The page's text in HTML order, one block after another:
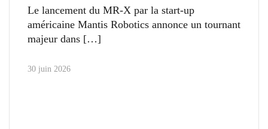
Le lancement du MR-X par la start-up
américaine Mantis Robotics annonce un tournant
majeur dans
30 juin 2026